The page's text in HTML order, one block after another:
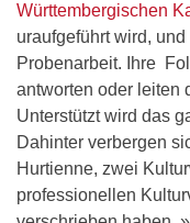
Württembergischen
uraufgeführt wird,
Probenarbeit. Ihre
antworten oder leiten
Unterstützt wird das
Dahinter verbergen
Hurtienne, zwei
professionellen